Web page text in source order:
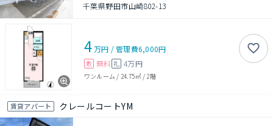
千葉県野田市山崎802-13
4万円 /管理費6,000円
敷 無料 礼 4万円
ワンルーム / 24.75㎡/ 2階
賃貸アパート クレールコートYM